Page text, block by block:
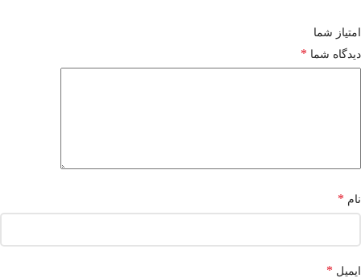
امتیاز شما
دیدگاه شما *
نام *
ایمیل *